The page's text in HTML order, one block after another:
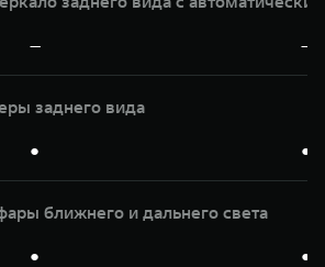
— —
заднего вида
● ●
ближнего и дальнего света
● ●